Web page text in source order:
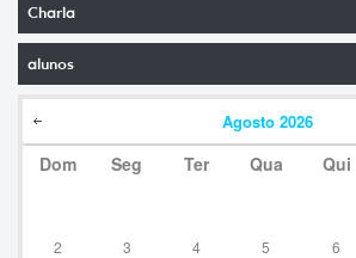
Charla
alunos
Agosto 2026
Dom Seg Ter Qua Qui
2 3 4 5 6